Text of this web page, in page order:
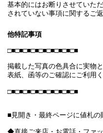
基本的にはお断りさせていた
されていない事項に関するご
他特記事項
□■□■□■□■□■□■□■□■□■
掲載した写真の色具合に実物
表紙、函等のご確認にご利用く
□■□■□■□■□■□■□■□■□■
■見開き・最終ページに値札の